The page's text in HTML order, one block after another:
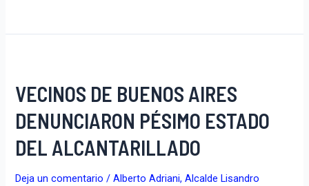
VECINOS DE BUENOS AIRES
DENUNCIARON PÉSIMO ESTADO
DEL ALCANTARILLADO
Deja un comentario /Alberto Adriani,Alcalde Lisandro